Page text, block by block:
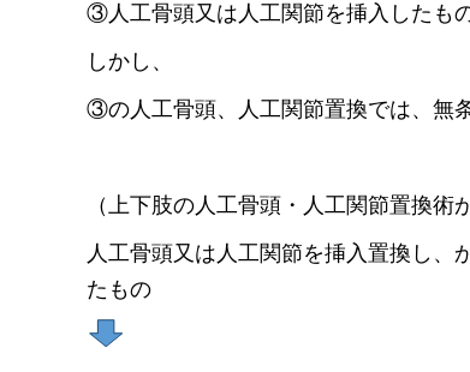
③人工骨頭又は人工関節を挿入したも
しかし、
③の人工骨頭、人工関節置換では、無
（上下肢の人工骨頭・人工関節置換術
人工骨頭又は人工関節を挿入置換し、
たもの